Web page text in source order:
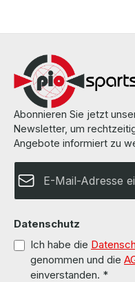
Abonnieren Sie jetzt
Newsletter, um
Angebote informiert zu
Datenschutz
Ich habe die
genommen und die
einverstanden. *